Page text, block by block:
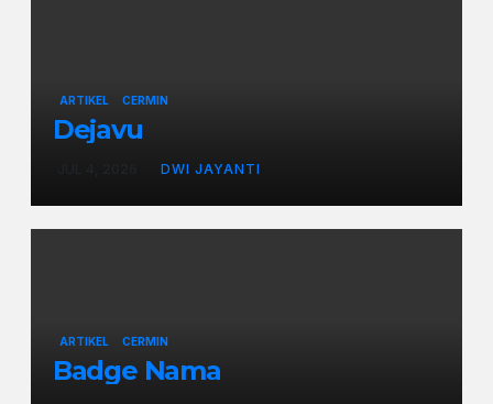
ARTIKEL CERMIN
Dejavu
DWI JAYANTI
ARTIKEL CERMIN
Badge Nama